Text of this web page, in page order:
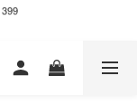
兩件9折